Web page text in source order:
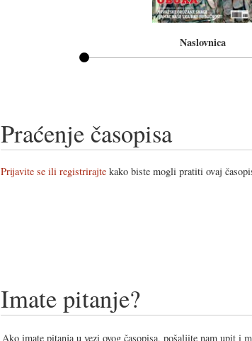
Naslovnica
Praćenje časopisa
Prijavite se ili registrirajte kako biste mogli pratiti ovaj
Imate pitanje?
Ako imate pitanja u vezi ovog časopisa, pošaljite nam upit i